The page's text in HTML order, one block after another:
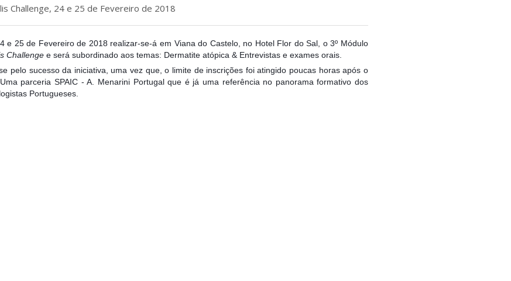
e 25 de Fevereiro de 2018 realizar-se-á em Viana do Castelo, no Hotel Flor do Sal, o 3º Módulo
Challenge e será subordinado aos temas: Dermatite atópica & Entrevistas e exames orais.
pelo sucesso da iniciativa, uma vez que, o limite de inscrições foi atingido poucas horas após o
parceria SPAIC - A. Menarini Portugal que é já uma referência no panorama formativo dos
Portugueses.